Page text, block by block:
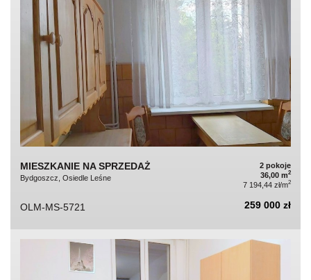
MIESZKANIE NA SPRZEDAŻ
Bydgoszcz, Osiedle Leśne
2 pokoje
36,00 m2
7 194,44 zł/m2
OLM-MS-5721 259 000 zł